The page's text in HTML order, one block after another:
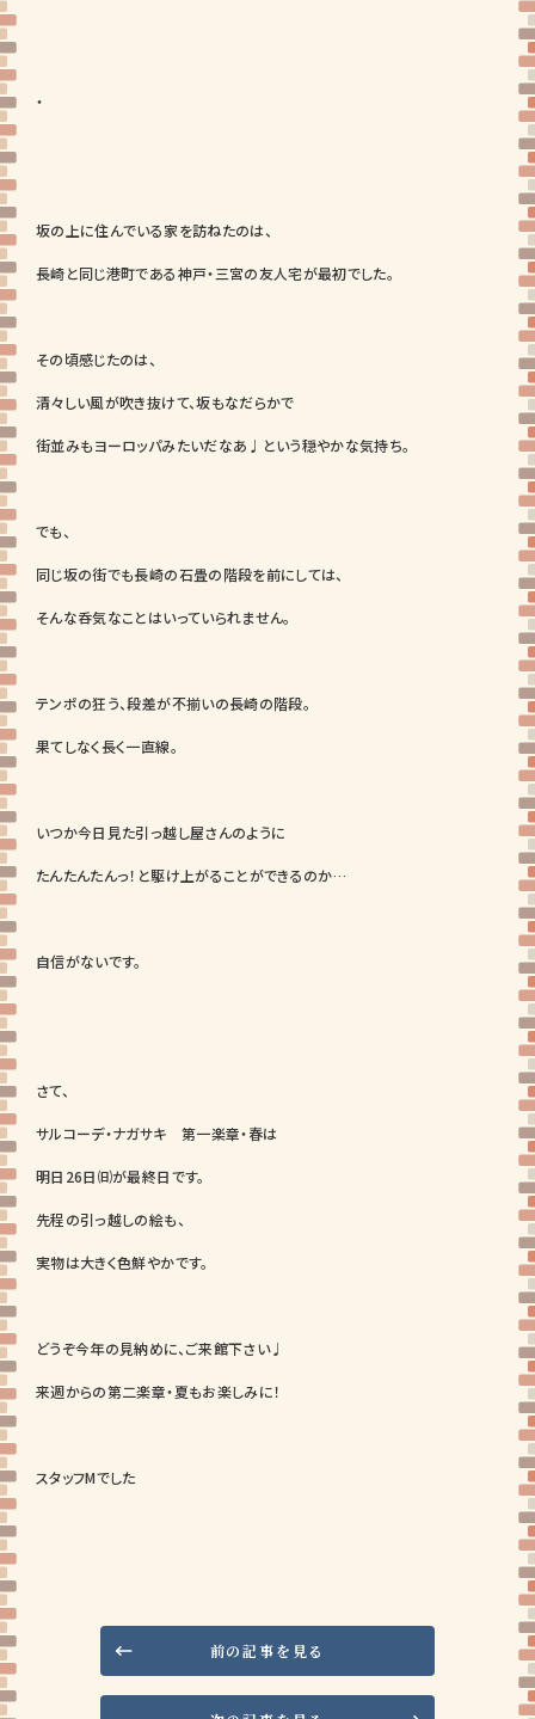
・
坂の上に住んでいる家を訪ねたのは、
長崎と同じ港町である神戸・三宮の友人宅が最初でした。
その頃感じたのは、
清々しい風が吹き抜けて、坂もなだらかで
街並みもヨーロッパみたいだなあ♩という穏やかな気持ち。
でも、
同じ坂の街でも長崎の石畳の階段を前にしては、
そんな呑気なことはいっていられません。
テンポの狂う、段差が不揃いの長崎の階段。
果てしなく長く一直線。
いつか今日見た引っ越し屋さんのように
たんたんたんっ！と駆け上がることができるのか…
自信がないです。
さて、
サルコーデ・ナガサキ 第一楽章・春は
明日26日㈰が最終日です。
先程の引っ越しの絵も、
実物は大きく色鮮やかです。
どうぞ今年の見納めに、ご来館下さい♩
来週からの第二楽章・夏もお楽しみに！
スタッフMでした
前の記事を見る